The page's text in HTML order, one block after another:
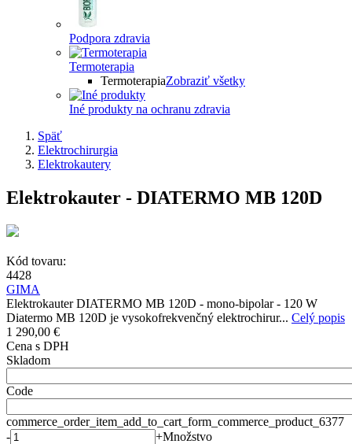
Podpora zdravia
Termoterapia
TermoterapiaZobraziť všetky
Iné produkty na ochranu zdravia
Späť
Elektrochirurgia
Elektrokautery
Elektrokauter - DIATERMO MB 120D
Kód tovaru:
4428
GIMA
Elektrokauter DIATERMO MB 120D - mono-bipolar - 120 W
Diatermo MB 120D je vysokofrekvenčný elektrochirur... Celý popis
1 290,00 €
Cena s DPH
Skladom
Code
commerce_order_item_add_to_cart_form_commerce_product_6377
-
+Množstvo